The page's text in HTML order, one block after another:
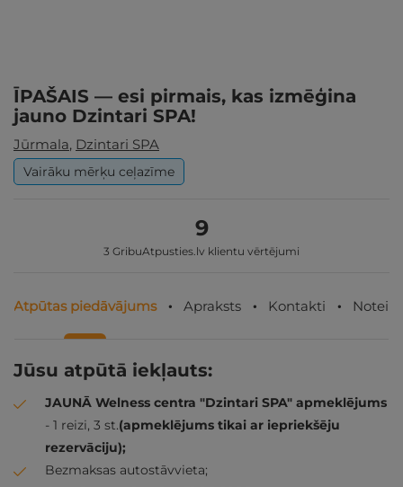
ĪPAŠAIS — esi pirmais, kas izmēģina
jauno Dzintari SPA!
Jūrmala, Dzintari SPA
Vairāku mērķu ceļazīme
9
3 GribuAtpusties.lv klientu vērtējumi
Atpūtas piedāvājums Apraksts Kontakti
Jūsu atpūtā iekļauts:
JAUNĀ Welness centra "Dzintari SPA" apmeklējums
- 1 reizi, 3 st.(apmeklējums tikai ar iepriekšēju
rezervāciju);
Bezmaksas autostāvvieta;